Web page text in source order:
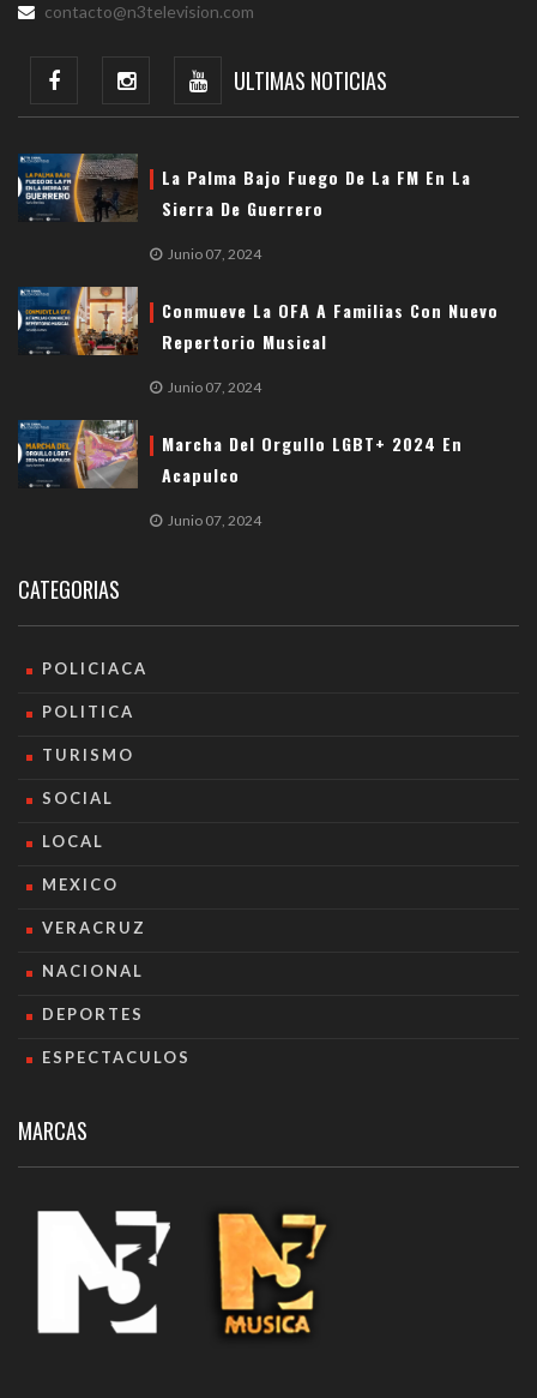
contacto@n3television.com
ULTIMAS NOTICIAS
La Palma Bajo Fuego De La FM En La
Sierra De Guerrero
Junio 07, 2024
Conmueve La OFA A Familias Con Nuevo
Repertorio Musical
Junio 07, 2024
Marcha Del Orgullo LGBT+ 2024 En
Acapulco
Junio 07, 2024
CATEGORIAS
POLICIACA
POLITICA
TURISMO
SOCIAL
LOCAL
MEXICO
VERACRUZ
NACIONAL
DEPORTES
ESPECTACULOS
MARCAS